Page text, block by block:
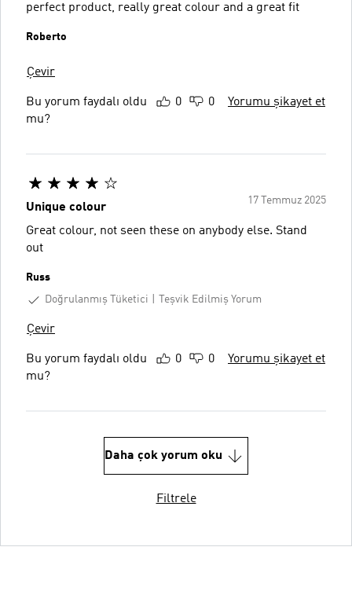
perfect product, really great colour and a great fit
Roberto
Çevir
Bu yorum faydalı oldu
mu?
0 0 Yorumu şikayet et
17 Temmuz 2025
Unique colour
Great colour, not seen these on anybody else. Stand
out
Russ
Doğrulanmış Tüketici
Teşvik Edilmiş Yorum
Çevir
Bu yorum faydalı oldu
mu?
0 0 Yorumu şikayet et
Daha çok yorum oku
Filtrele